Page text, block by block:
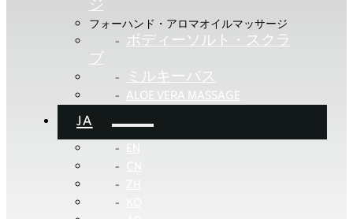
ジ
フォーハンド・アロマオイルマッサージ
ボディーソルト・スクラ
ブ
ミルキーバス
ALOE VERA MASSAGE
JA